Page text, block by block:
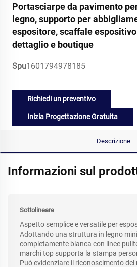
Portasciarpe da pavimento
legno, supporto per
espositore, scaffale espositivo
dettaglio e boutique
Spu1601794978185
Richiedi un preventivo
Inizia Progettazione Gratuita
Descrizione
Informazioni sul
Sottolineare
Aspetto semplice e versatile per
Adottando una struttura in legno
completamente bianca con linee
marchi top supporta la stampa
Può evidenziare il riconoscimento